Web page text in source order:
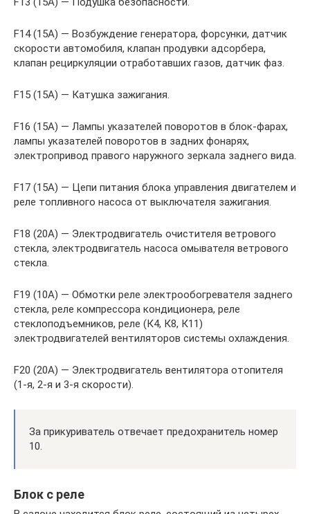
F14 (15А) — Возбуждение генератора, форсунки, датчик
скорости автомобиля, клапан продувки адсорбера,
клапан рециркуляции отработавших газов, датчик фаз.
F15 (15А) — Катушка зажигания.
F16 (15А) — Лампы указателей поворотов в блок-фарах,
лампы указателей поворотов в задних фонарях,
электропривод правого наружного зеркала заднего вида.
F17 (15А) — Цепи питания блока управления двигателем и
реле топливного насоса от выключателя зажигания.
F18 (20А) — Электродвигатель очистителя ветрового
стекла, электродвигатель насоса омывателя ветрового
стекла.
F19 (10А) — Обмотки реле электрообогревателя заднего
стекла, реле компрессора кондиционера, реле
стеклоподъемников, реле (К4, К8, К11)
электродвигателей вентиляторов системы охлаждения.
F20 (20А) — Электродвигатель вентилятора отопителя
(1-я, 2-я и 3-я скорости).
За прикуриватель отвечает предохранитель номер
10.
Блок с реле